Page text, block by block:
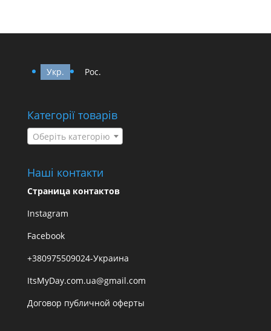
Укр. Рос.
Категорії товарів
Оберіть категорію
Наші контакти
Страница контактов
Instagram
Facebook
+380975509024-Украина
ItsMyDay.com.ua@gmail.com
Договор публичной оферты